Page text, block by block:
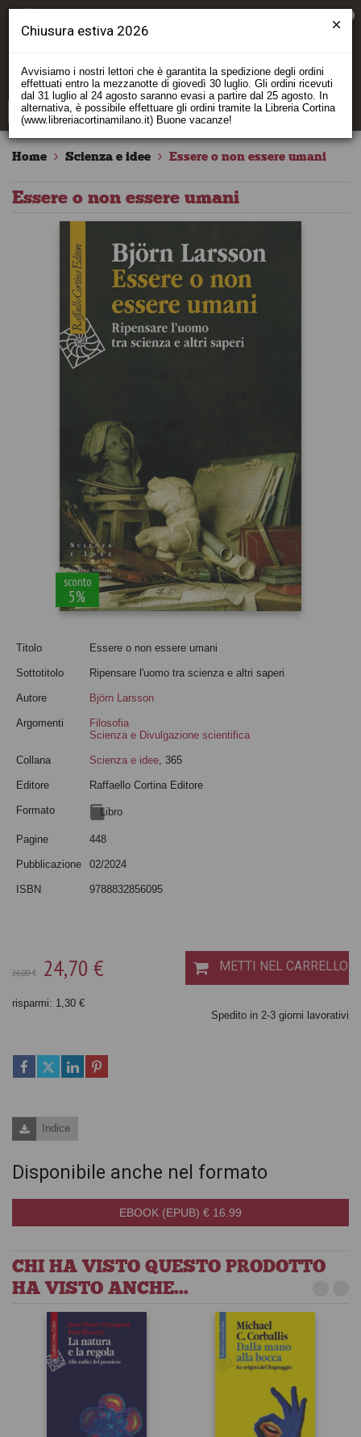
Home Scienza e idee Essere o non essere umani
Essere o non essere umani
sconto
5%
Titolo Essere o non essere umani
Sottotitolo Ripensare l'uomo tra scienza e altri saperi
Autore Björn Larsson
Argomenti
Filosofia
Scienza e Divulgazione scientifica
Collana Scienza e idee , 365
Editore Raffaello Cortina Editore
Formato Libro
Pagine 448
Pubblicazione 02/2024
ISBN 9788832856095
26,00 € 24,70 € METTI NEL CARRELLO
risparmi: 1,30 €
Spedito in 2-3 giorni lavorativi
Indice
Disponibile anche nel formato
EBOOK (EPUB) € 16.99
CHI HA VISTO QUESTO PRODOTTO
HA VISTO ANCHE...
Chiusura estiva 2026
Avvisiamo i nostri lettori che è garantita la spedizione degli ordini
effettuati entro la mezzanotte di giovedì 30 luglio. Gli ordini ricevuti
dal 31 luglio al 24 agosto saranno evasi a partire dal 25 agosto. In
alternativa, è possibile effettuare gli ordini tramite la Libreria Cortina
(www.libreriacortinamilano.it) Buone vacanze!